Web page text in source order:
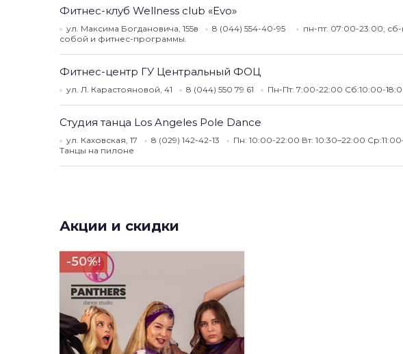
Фитнес-клуб Wellness club «Evo»
ул. Максима Богдановича, 155в 8 (044) 554-40-95 пн-пт: 07:00-23:00;
собой и фитнес-программы.
Фитнес-центр ГУ Центральный ФОЦ
ул. Л. Карастояновой, 41 8 (044) 550 79 61 Пн-Пт: 7:00-22:00 Сб:10:00-
Студия танца Los Angeles Pole Dance
ул. Каховская, 17 8 (029) 142-42-13
Пн: 10:00-22:00 Вт: 10:30–22:00
Танцы на пилоне
Акции и скидки
-50%!